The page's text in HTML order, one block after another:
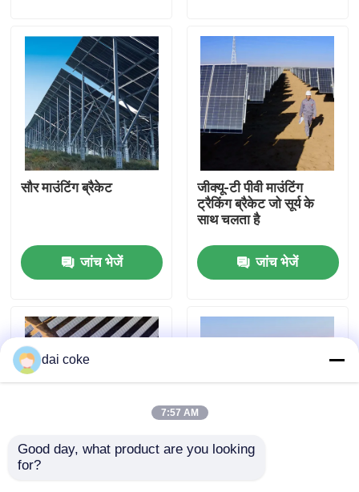
उत्पाद
वीडियो
हमारे बारे में
गुणवत्ता नियंत्रण
हमसे संपर्क करें
एक बोली का अनुरोध
सौर माउंटिंग ब्रैकेट
जांच भेजें
जीक्यू-टी पीवी माउंटिंग
ट्रैकिंग ब्रैकेट जो सूर्य के
साथ चलता है
जांच भेजें
स्वतंत्र नियंत्रण ट्रैकिंग
dai coke
7:57 AM
Good day, what product are you looking
for?